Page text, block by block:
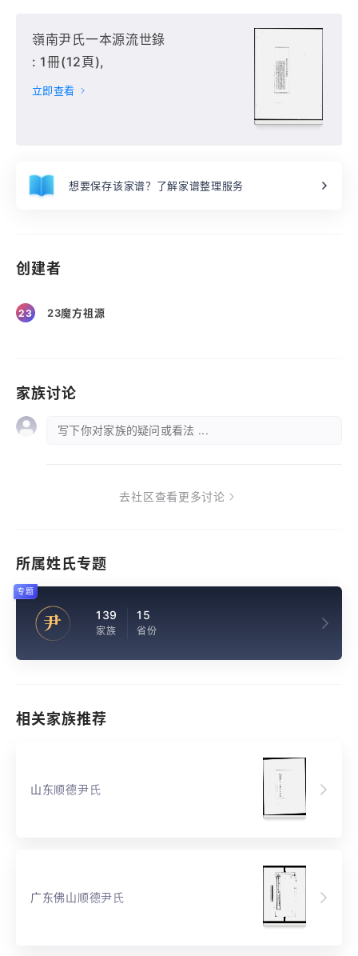
嶺南尹氏一本源流世錄
: 1冊(12頁),
立即查看
想要保存该家谱？了解家谱整理服务
创建者
23 23魔方祖源
家族讨论
写下你对家族的疑问或看法 ...
去社区查看更多讨论
所属姓氏专题
尹 139
家族
15
省份
专题
相关家族推荐
山东顺德尹氏
广东佛山顺德尹氏